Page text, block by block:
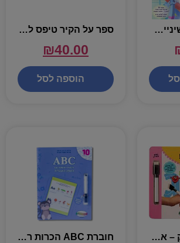
ספר מברשת השיניים המפונקת ספר על הקיר טיפס לו עכביש קטן
₪40.00
הוספה לסל
ספר לימוד מחיק – אותיות זה כיף חוברת ABC הכרות ראשונה עם השפה האנגלית – עם טוש מחיק